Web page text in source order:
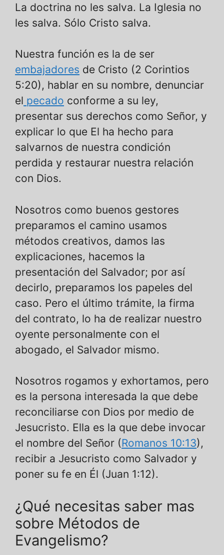
La doctrina no les salva. La Iglesia no
les salva. Sólo Cristo salva.
Nuestra función es la de ser
embajadores de Cristo (2 Corintios
5:20), hablar en su nombre, denunciar
el pecado conforme a su ley,
presentar sus derechos como Señor, y
explicar lo que El ha hecho para
salvarnos de nuestra condición
perdida y restaurar nuestra relación
con Dios.
Nosotros como buenos gestores
preparamos el camino usamos
métodos creativos, damos las
explicaciones, hacemos la
presentación del Salvador; por así
decirlo, preparamos los papeles del
caso. Pero el último trámite, la firma
del contrato, lo ha de realizar nuestro
oyente personalmente con el
abogado, el Salvador mismo.
Nosotros rogamos y exhortamos, pero
es la persona interesada la que debe
reconciliarse con Dios por medio de
Jesucristo. Ella es la que debe invocar
el nombre del Señor (Romanos 10:13),
recibir a Jesucristo como Salvador y
poner su fe en Él (Juan 1:12).
¿Qué necesitas saber mas
sobre Métodos de
Evangelismo?